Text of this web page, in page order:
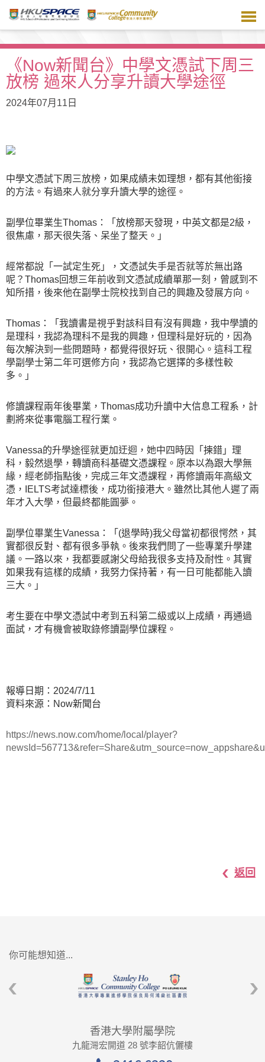
主
《Now新聞台》中學文憑試下周三
放榜 過來人分享升讀大學途徑
2024年07月11日
中學文憑試下周三放榜，如果成績未如理想，都有其他銜接
的方法。有過來人就分享升讀大學的途徑。
副學位畢業生Thomas：「放榜那天發現，中英文都是2級，
很焦慮，那天很失落、呆坐了整天。」
經常都說「一試定生死」，文憑試失手是否就等於無出路
呢？Thomas回想三年前收到文憑試成續單那一刻，曾感到不
知所措，後來他在副學士院校找到自己的興趣及發展方向。
Thomas：「我讀書是視乎對該科目有沒有興趣，我中學讀的
是理科，我認為理科不是我的興趣，但理科是好玩的，因為
每次解決到一些問題時，都覺得很好玩、很開心。這科工程
學副學士第二年可選修方向，我認為它選擇的多樣性較
多。」
修讀課程兩年後畢業，Thomas成功升讀中大信息工程系，計
劃將來從事電腦工程行業。
Vanessa的升學途徑就更加迂迴，她中四時因「揀錯」理
科，毅然退學，轉讀商科基礎文憑課程。原本以為跟大學無
緣，經老師指點後，完成三年文憑課程，再修讀兩年高級文
憑，IELTS考試達標後，成功銜接港大。雖然比其他人遲了兩
年才入大學，但最終都能圓夢。
副學位畢業生Vanessa：「(退學時)我父母當初都很愕然，其
實都很反對、都有很多爭執。後來我們問了一些專業升學建
議。一路以來，我都要感謝父母給我很多支持及耐性。其實
如果我有這樣的成績，我努力保持著，有一日可能都能入讀
三大。」
考生要在中學文憑試中考到五科第二級或以上成績，再通過
面試，才有機會被取錄修讀副學位課程。
報導日期：2024/7/11
資料來源：Now新聞台
https://news.now.com/home/local/player?
返回
你可能想知道...
香港大學附屬學院
九龍灣宏開道 28 號李韶伉儷樓